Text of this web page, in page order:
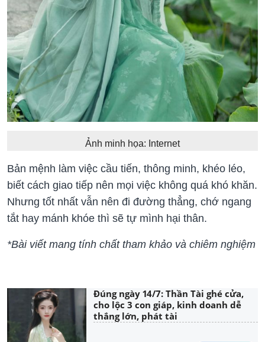
Ảnh minh họa: Internet
Bản mệnh làm việc cầu tiến, thông minh, khéo léo,
biết cách giao tiếp nên mọi việc không quá khó khăn.
Nhưng tốt nhất vẫn nên đi đường thẳng, chớ ngang
tắt hay mánh khóe thì sẽ tự mình hại thân.
*Bài viết mang tính chất tham khảo và chiêm nghiệm
Đúng ngày 14/7: Thần Tài ghé cửa,
cho lộc 3 con giáp, kinh doanh dễ
thắng lớn, phát tài